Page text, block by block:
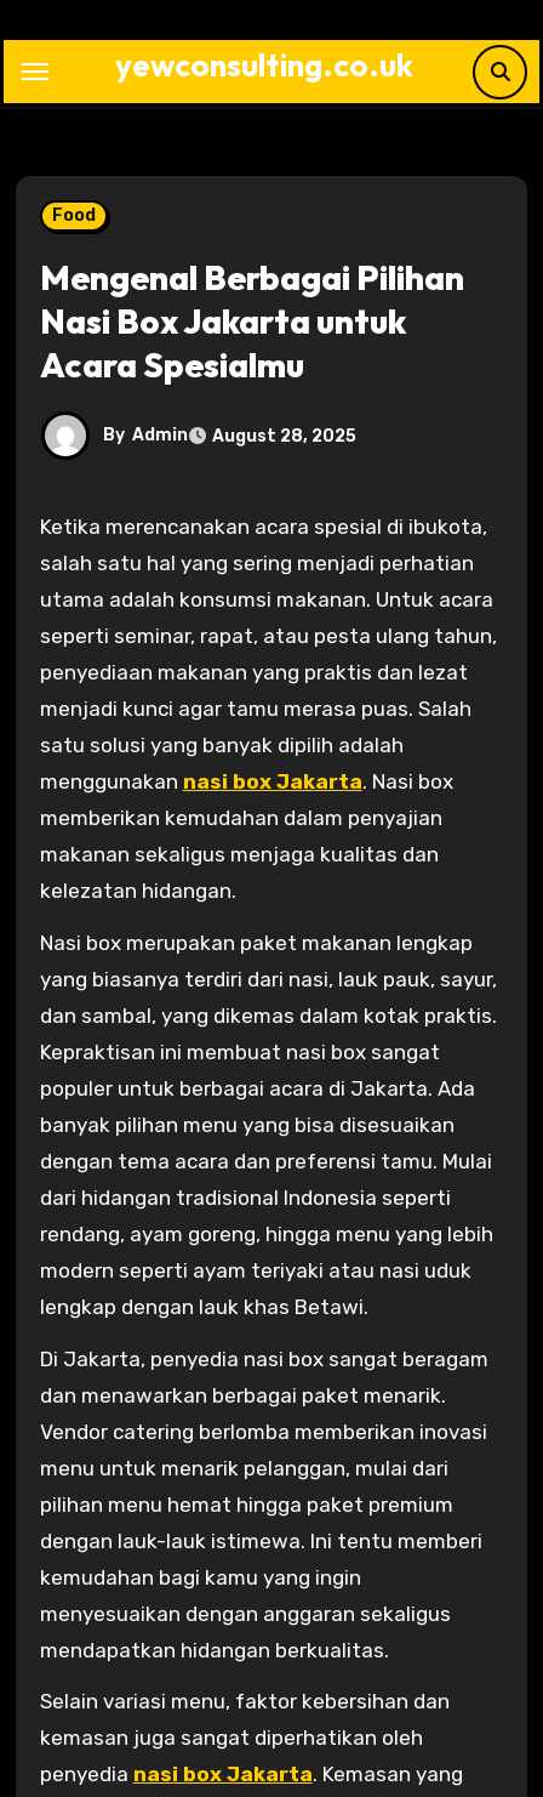
content
yewconsulting.co.uk
Food
Mengenal Berbagai Pilihan
Nasi Box Jakarta untuk
Acara Spesialmu
By Admin August 28, 2025
Ketika merencanakan acara spesial di ibukota,
salah satu hal yang sering menjadi perhatian
utama adalah konsumsi makanan. Untuk acara
seperti seminar, rapat, atau pesta ulang tahun,
penyediaan makanan yang praktis dan lezat
menjadi kunci agar tamu merasa puas. Salah
satu solusi yang banyak dipilih adalah
menggunakan nasi box Jakarta. Nasi box
memberikan kemudahan dalam penyajian
makanan sekaligus menjaga kualitas dan
kelezatan hidangan.
Nasi box merupakan paket makanan lengkap
yang biasanya terdiri dari nasi, lauk pauk, sayur,
dan sambal, yang dikemas dalam kotak praktis.
Kepraktisan ini membuat nasi box sangat
populer untuk berbagai acara di Jakarta. Ada
banyak pilihan menu yang bisa disesuaikan
dengan tema acara dan preferensi tamu. Mulai
dari hidangan tradisional Indonesia seperti
rendang, ayam goreng, hingga menu yang lebih
modern seperti ayam teriyaki atau nasi uduk
lengkap dengan lauk khas Betawi.
Di Jakarta, penyedia nasi box sangat beragam
dan menawarkan berbagai paket menarik.
Vendor catering berlomba memberikan inovasi
menu untuk menarik pelanggan, mulai dari
pilihan menu hemat hingga paket premium
dengan lauk-lauk istimewa. Ini tentu memberi
kemudahan bagi kamu yang ingin
menyesuaikan dengan anggaran sekaligus
mendapatkan hidangan berkualitas.
Selain variasi menu, faktor kebersihan dan
kemasan juga sangat diperhatikan oleh
penyedia nasi box Jakarta. Kemasan yang